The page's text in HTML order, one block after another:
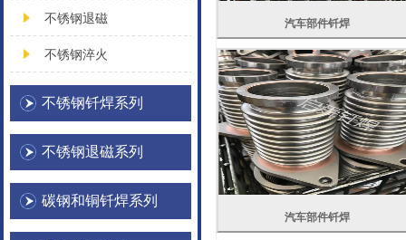
不锈钢退磁
不锈钢淬火
不锈钢钎焊系列
不锈钢退磁系列
碳钢和铜钎焊系列
汽车部件钎焊
汽车部件钎焊